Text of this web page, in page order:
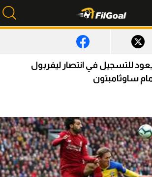
للتسجيل في انتصار ليفربول
ساوثامبتون